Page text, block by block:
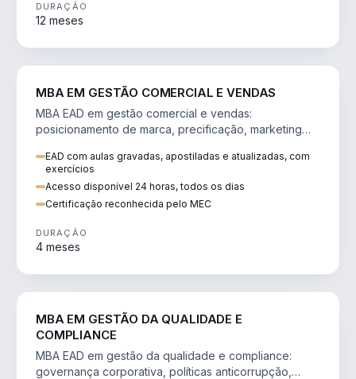
DURAÇÃO
12 meses
MBA EM GESTÃO COMERCIAL E VENDAS
MBA EAD em gestão comercial e vendas:
posicionamento de marca, precificação, marketing
EAD com aulas gravadas, apostiladas e atualizadas, com
exercícios
Acesso disponível 24 horas, todos os dias
Certificação reconhecida pelo MEC
DURAÇÃO
4 meses
MBA EM GESTÃO DA QUALIDADE E
COMPLIANCE
MBA EAD em gestão da qualidade e compliance:
governança corporativa, políticas anticorrupção,